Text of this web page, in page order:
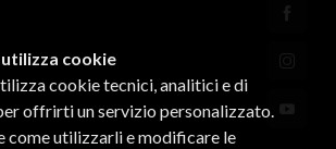
cookie
cookie tecnici, analitici e di
offrirti un servizio personalizzato.
come utilizzarli e modificare le